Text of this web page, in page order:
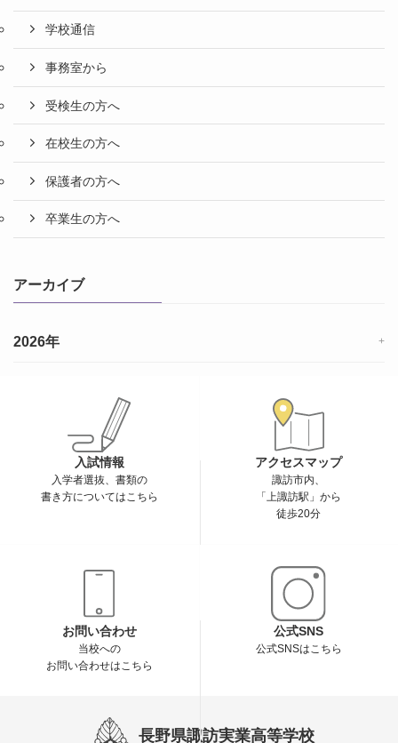
学校通信
事務室から
受検生の方へ
在校生の方へ
保護者の方へ
卒業生の方へ
アーカイブ
2026年 +
入試情報
入学者選抜、書類の
書き方についてはこちら
アクセスマップ
諏訪市内、
「上諏訪駅」から
徒歩20分
お問い合わせ
当校への
お問い合わせはこちら
公式SNS
公式SNSはこちら
長野県諏訪実業高等学校